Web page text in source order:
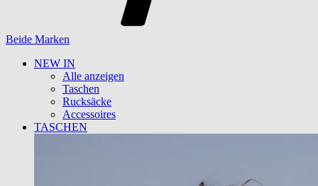
Beide Marken
NEW IN
Alle anzeigen
Taschen
Rucksäcke
Accessoires
TASCHEN